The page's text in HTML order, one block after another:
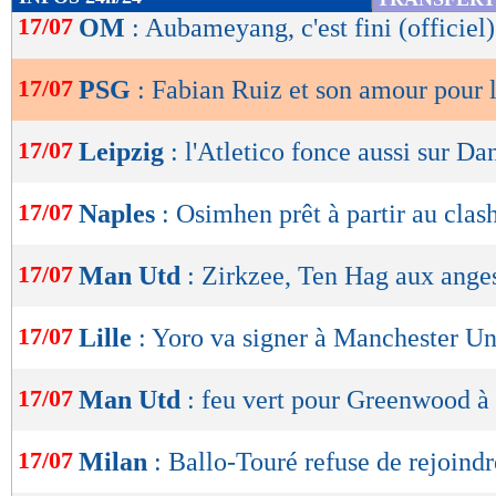
de
OK
17/07 OM : Aubameyang, c'est fini (officiel)
17/07 PSG : Fabian Ruiz et son amour pour
17/07 Leipzig : l'Atletico fonce aussi sur
17/07 Naples : Osimhen prêt à partir au
17/07 Man Utd : Zirkzee, Ten Hag aux
17/07 Lille : Yoro va signer à Manchester
17/07 Man Utd : feu vert pour Greenwood
17/07 Milan : Ballo-Touré refuse de